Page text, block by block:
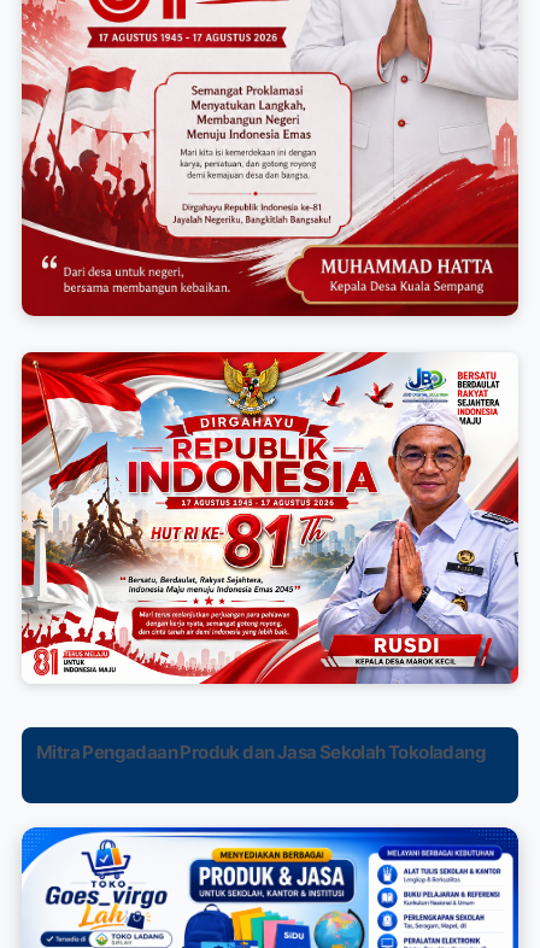
Mitra Pengadaan Produk dan Jasa Sekolah Tokoladang